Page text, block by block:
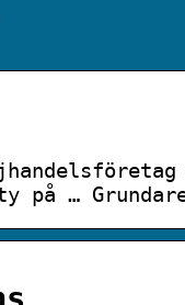
på …